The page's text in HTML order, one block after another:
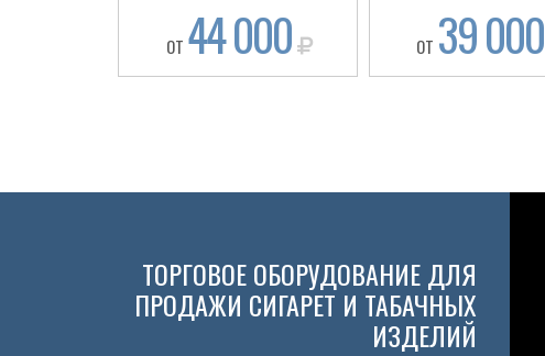
ОТ 44 000 ОТ 39 000
ТОРГОВОЕ ОБОРУДОВАНИЕ ДЛЯ
ПРОДАЖИ СИГАРЕТ И ТАБАЧНЫХ
ИЗДЕЛИЙ